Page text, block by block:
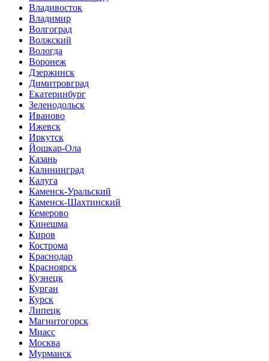
Владивосток
Владимир
Волгоград
Волжский
Вологда
Воронеж
Дзержинск
Димитровград
Екатеринбург
Зеленодольск
Иваново
Ижевск
Иркутск
Йошкар-Ола
Казань
Калининград
Калуга
Каменск-Уральский
Каменск-Шахтинский
Кемерово
Кинешма
Киров
Кострома
Краснодар
Красноярск
Кузнецк
Курган
Курск
Липецк
Магнитогорск
Миасс
Москва
Мурманск